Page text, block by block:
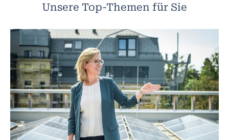
Unsere Top-Themen für Sie